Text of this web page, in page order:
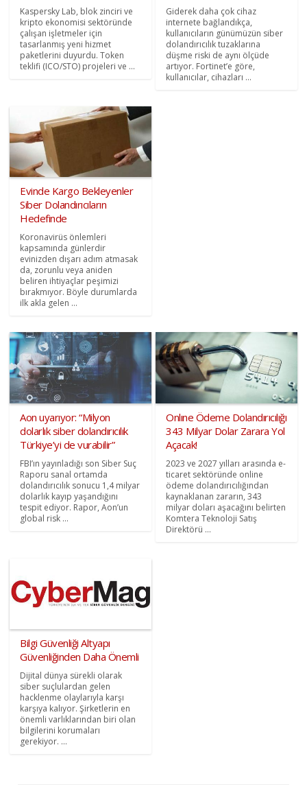
Kaspersky Lab, blok zinciri ve
kripto ekonomisi sektöründe
çalışan işletmeler için
tasarlanmış yeni hizmet
paketlerini duyurdu. Token
teklifi (ICO/STO) projeleri ve ...
Giderek daha çok cihaz
internete bağlandıkça,
kullanıcıların günümüzün siber
dolandırıcılık tuzaklarına
düşme riski de aynı ölçüde
artıyor. Fortinet’e göre,
kullanıcılar, cihazları ...
Evinde Kargo Bekleyenler
Siber Dolandırıcıların
Hedefinde
Koronavirüs önlemleri
kapsamında günlerdir
evinizden dışarı adım atmasak
da, zorunlu veya aniden
beliren ihtiyaçlar peşimizi
bırakmıyor. Böyle durumlarda
ilk akla gelen ...
Aon uyarıyor: “Milyon
dolarlık siber dolandırıcılık
Türkiye’yi de vurabilir”
FBI’ın yayınladığı son Siber Suç
Raporu sanal ortamda
dolandırıcılık sonucu 1,4 milyar
dolarlık kayıp yaşandığını
tespit ediyor. Rapor, Aon’un
global risk ...
Onlıne Ödeme Dolandırıcılığı
343 Milyar Dolar Zarara Yol
Açacak!
2023 ve 2027 yılları arasında e-
ticaret sektöründe online
ödeme dolandırıcılığından
kaynaklanan zararın, 343
milyar doları aşacağını belirten
Komtera Teknoloji Satış
Direktörü ...
Bilgi Güvenliği Altyapı
Güvenliğinden Daha Önemli
Dijital dünya sürekli olarak
siber suçlulardan gelen
hacklenme olaylarıyla karşı
karşıya kalıyor. Şirketlerin en
önemli varlıklarından biri olan
bilgilerini korumaları
gerekiyor. ...